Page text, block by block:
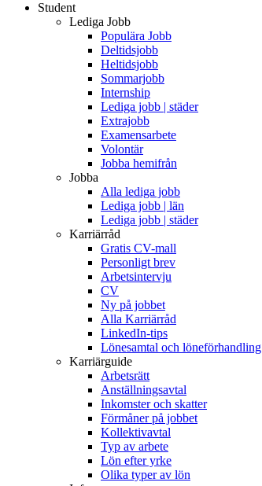
Student
Lediga Jobb
Populära Jobb
Deltidsjobb
Heltidsjobb
Sommarjobb
Internship
Lediga jobb | städer
Extrajobb
Examensarbete
Volontär
Jobba hemifrån
Jobba
Alla lediga jobb
Lediga jobb | län
Lediga jobb | städer
Karriärråd
Gratis CV-mall
Personligt brev
Arbetsintervju
CV
Ny på jobbet
Alla Karriärråd
LinkedIn-tips
Lönesamtal och löneförhandling
Karriärguide
Arbetsrätt
Anställningsavtal
Inkomster och skatter
Förmåner på jobbet
Kollektivavtal
Typ av arbete
Lön efter yrke
Olika typer av lön